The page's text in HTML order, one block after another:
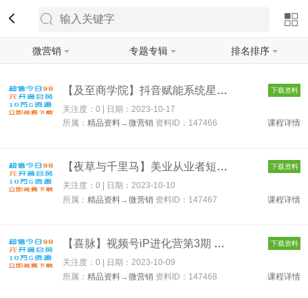
微营销 专题专辑 排名排序
【及至商学院】抖音赋能系统星课程 147466 下载资料
关注度：0 | 日期： 2023-10-17
所属：精品资料→微营销 资料ID：147466 课程详情
【夜草与千里马】美业从业者短视频变现必修课 147467 下载资料
关注度：0 | 日期：2023-10-10
所属：精品资料→微营销 资料ID：147467 课程详情
【喜脉】视频号iP进化营第3期 147468 下载资料
关注度：0 | 日期：2023-10-09
所属：精品资料→微营销 资料ID：147468 课程详情